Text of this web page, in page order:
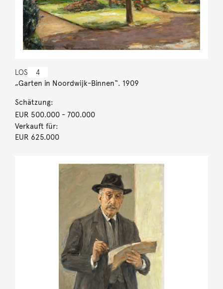
LOS 4
„Garten in Noordwijk-Binnen“. 1909
Schätzung:
EUR 500.000- 700.000
Verkauft für:
EUR 625.000